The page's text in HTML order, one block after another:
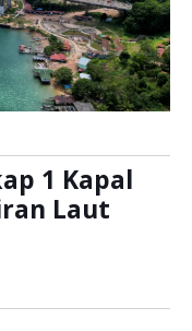
1 Kapal
Laut